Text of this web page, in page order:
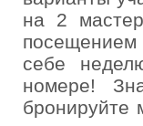
на 2
посещением
себе
номере!
бронируйте